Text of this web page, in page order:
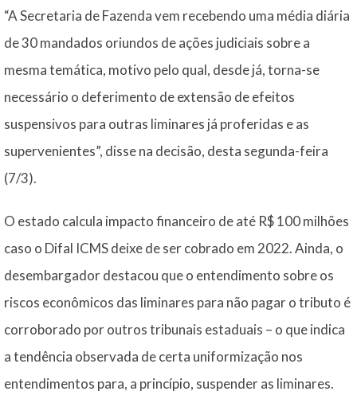
“A Secretaria de Fazenda vem recebendo uma média diária
de 30 mandados oriundos de ações judiciais sobre a
mesma temática, motivo pelo qual, desde já, torna-se
necessário o deferimento de extensão de efeitos
suspensivos para outras liminares já proferidas e as
supervenientes”, disse na decisão, desta segunda-feira
(7/3).
O estado calcula impacto financeiro de até R$ 100 milhões
caso o Difal ICMS deixe de ser cobrado em 2022. Ainda, o
desembargador destacou que o entendimento sobre os
riscos econômicos das liminares para não pagar o tributo é
corroborado por outros tribunais estaduais – o que indica
a tendência observada de certa uniformização nos
entendimentos para, a princípio, suspender as liminares.